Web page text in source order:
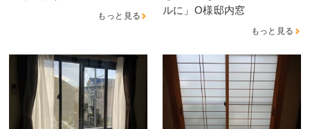
もっと見る
ルに」O様邸内窓
もっと見る